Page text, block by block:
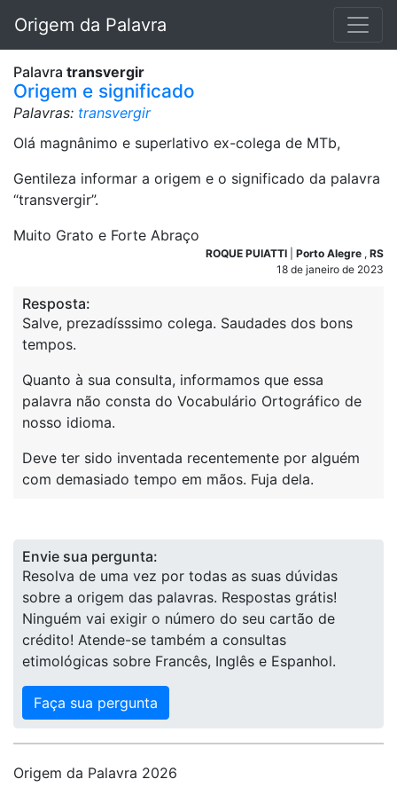
Origem da Palavra
Palavra transvergir
Origem e significado
Palavras: transvergir
Olá magnânimo e superlativo ex-colega de MTb,
Gentileza informar a origem e o significado da palavra
“transvergir”.
Muito Grato e Forte Abraço
ROQUE PUIATTI Porto Alegre , RS
18 de janeiro de 2023
Resposta:
Salve, prezadísssimo colega. Saudades dos bons
tempos.
Quanto à sua consulta, informamos que essa
palavra não consta do Vocabulário Ortográfico de
nosso idioma.
Deve ter sido inventada recentemente por alguém
com demasiado tempo em mãos. Fuja dela.
Envie sua pergunta:
Resolva de uma vez por todas as suas dúvidas
sobre a origem das palavras. Respostas grátis!
Ninguém vai exigir o número do seu cartão de
crédito! Atende-se também a consultas
etimológicas sobre Francês, Inglês e Espanhol.
Faça sua pergunta
Origem da Palavra 2026